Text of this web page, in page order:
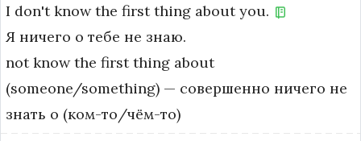
I don't know the first thing about you.
Я ничего о тебе не знаю.
not know the first thing about
(someone/something) — совершенно ничего не
знать о (ком-то/чём-то)